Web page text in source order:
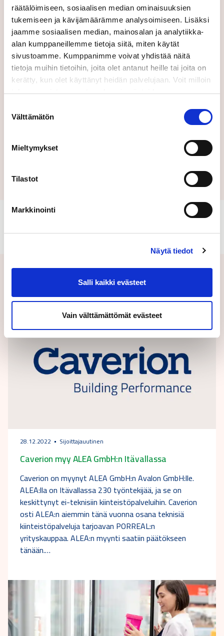
räätälöimiseen, sosiaalisen median ominaisuuksien
tukemiseen ja kävijämäärämme analysoimiseen. Lisäksi
jaamme sosiaalisen median, mainosalan ja analytiikka-
alan kumppaneillemme tietoja siitä, miten käytät
sivustoamme. Kumppanimme voivat yhdistää näitä
tietoja muihin tietoihin, joita olet antanut heille tai joita on
kerätty, kun olet käyttänyt heidän palvelujaan. Voit milloin
tahansa poistaa suostumuksesi evästeiden
valinta
Välttämätön
Mieltymykset
Tilastot
Markkinointi
Näytä tiedot
Salli kaikki evästeet
Vain välttämättömät evästeet
Suomeksi
Lähettämällä tämän lomakkeen hyväksyt
käyttöehtomme.
Aiheeseen liittyvät uutiset
28.12.2022 Sijoittajauutinen
Caverion myy ALEA GmbH:n Itävallassa
Caverion on myynyt ALEA GmbH:n Avalon GmbH:lle.
ALEA:lla on Itävallassa 230 työntekijää, ja se on
keskittynyt ei-teknisiin kiinteistöpalveluihin. Caverion
osti ALEA:n aiemmin tänä vuonna osana teknisiä
kiinteistöpalveluja tarjoavan PORREAL:n
yrityskauppaa. ALEA:n myynti saatiin päätökseen
tänään.…